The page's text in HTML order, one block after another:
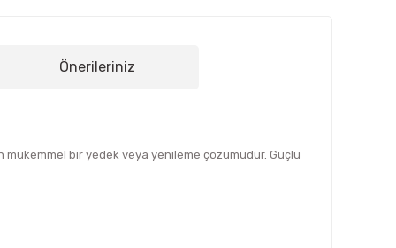
Önerileriniz
bir yedek veya yenileme çözümüdür. Güçlü